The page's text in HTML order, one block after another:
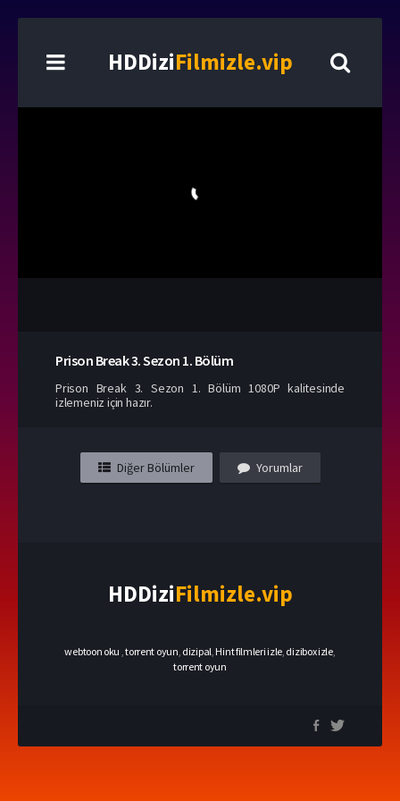
HDDiziFilmizle.vip
Prison Break3. Sezon 1. Bölüm
Prison Break 3. Sezon 1. Bölüm 1080P kalitesinde
izlemeniz için hazır.
Diğer Bölümler Yorumlar
HDDiziFilmizle.vip
webtoon oku ,torrent oyun dizipal Hint filmleri izle dizibox izle,
torrent oyun